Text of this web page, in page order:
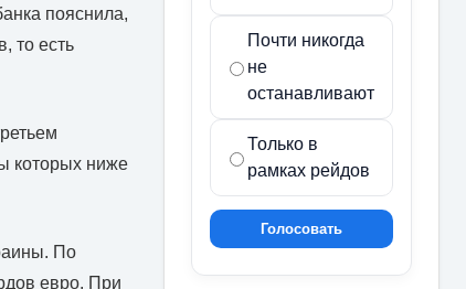
пояснила,
то есть
которых ниже
По
евро. При
Почти никогда
не
останавливают
Только в
рамках рейдов
Голосовать